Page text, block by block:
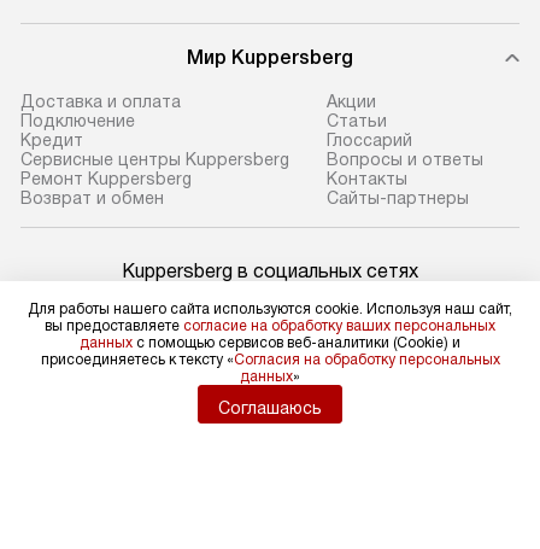
Мир Kuppersberg
Доставка и оплата
Подключение
Кредит
Сервисные центры Kuppersberg
Ремонт Kuppersberg
Возврат и обмен
Акции
Cтатьи
Глоссарий
Вопросы и ответы
Контакты
Сайты-партнеры
Kuppersberg в социальных сетях
Для физических лиц
shop@kuppers-russia.ru
Для юридических лиц
Для работы нашего сайта используются cookie. Используя наш сайт,
вы предоставляете согласие на обработку ваших персональных
данных с помощью сервисов веб-аналитики (Cookie) и
присоединяетесь к тексту «Согласия на обработку персональных
данных»
Соглашаюсь